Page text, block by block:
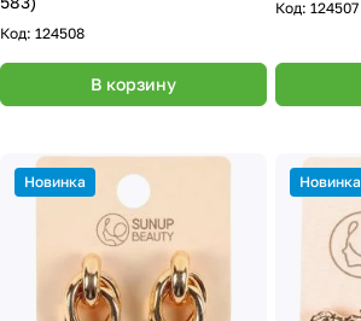
Код: 124508
В корзину
Код: 124507
Новинка Новинка